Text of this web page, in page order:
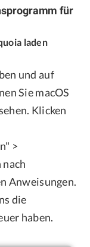
für
laden
und auf
Sie macOS
Klicken
>
Anweisungen.
die
haben.